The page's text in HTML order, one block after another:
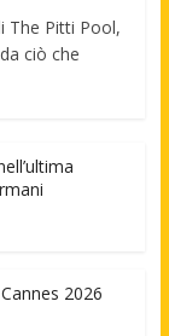
The Pitti Pool,
ciò che
2026